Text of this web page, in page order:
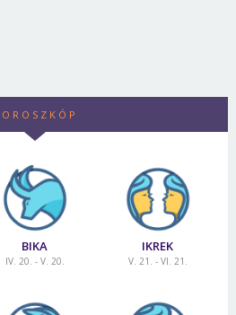
BIKA
IV. 20. - V. 20.
IKREK
V. 21. - VI. 21.